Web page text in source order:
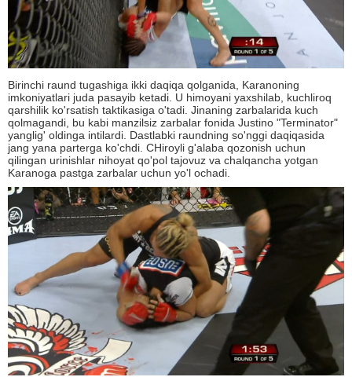
Birinchi raund tugashiga ikki daqiqa qolganida, Karanoning
imkoniyatlari juda pasayib ketadi. U himoyani yaxshilab, kuchliroq
qarshilik ko'rsatish taktikasiga o'tadi. Jinaning zarbalarida kuch
qolmagandi, bu kabi manzilsiz zarbalar fonida Justino "Terminator"
yanglig' oldinga intilardi. Dastlabki raundning so'nggi daqiqasida
jang yana parterga ko'chdi. CHiroyli g'alaba qozonish uchun
qilingan urinishlar nihoyat qo'pol tajovuz va chalqancha yotgan
Karanoga pastga zarbalar uchun yo'l ochadi.